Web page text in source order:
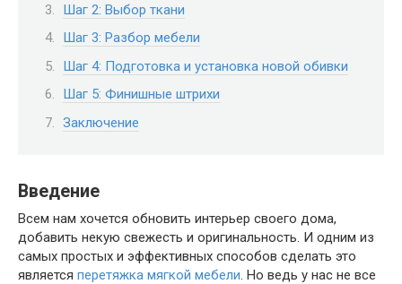
Шаг 2: Выбор ткани
Шаг 3: Разбор мебели
Шаг 4: Подготовка и установка новой обивки
Шаг 5: Финишные штрихи
Заключение
Введение
Всем нам хочется обновить интерьер своего дома,
добавить некую свежесть и оригинальность. И одним из
самых простых и эффективных способов сделать это
является перетяжка мягкой мебели. Но ведь у нас не все